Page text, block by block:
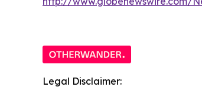
Legal Disclaimer: